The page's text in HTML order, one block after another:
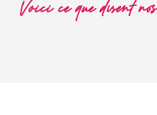
Voici ce que disent